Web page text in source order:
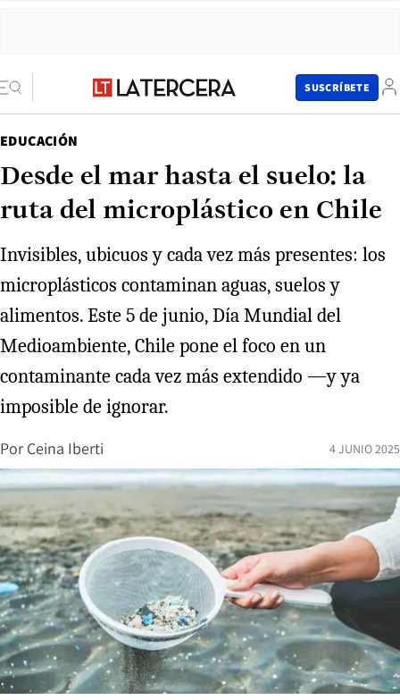
SUSCRÍBETE
EDUCACIÓN
Desde el mar hasta el suelo: la
ruta del microplástico en Chile
Invisibles, ubicuos y cada vez más presentes: los
microplásticos contaminan aguas, suelos y
alimentos. Este 5 de junio, Día Mundial del
Medioambiente, Chile pone el foco en un
contaminante cada vez más extendido —y ya
imposible de ignorar.
Por Ceina Iberti 4 JUNIO 2025